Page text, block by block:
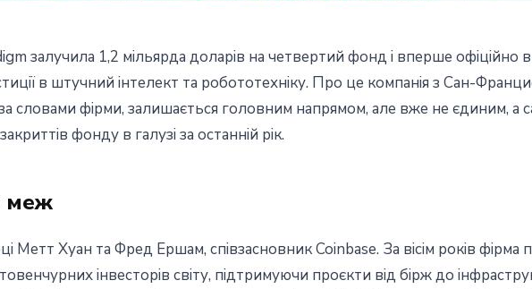
$1,2 млрд на четвертий
в AI та робототехніку
залучила 1,2 мільярда доларів на четвертий фонд і вперше офіційно
в штучний інтелект та робототехніку. Про це компанія з Сан-
словами фірми, залишається головним напрямом, але вже не єдиним, а
фонду в галузі за останній рік.
меж
Метт Хуан та Фред Ершам, співзасновник Coinbase. За вісім років фірма
інвесторів світу, підтримуючи проєкти від бірж до